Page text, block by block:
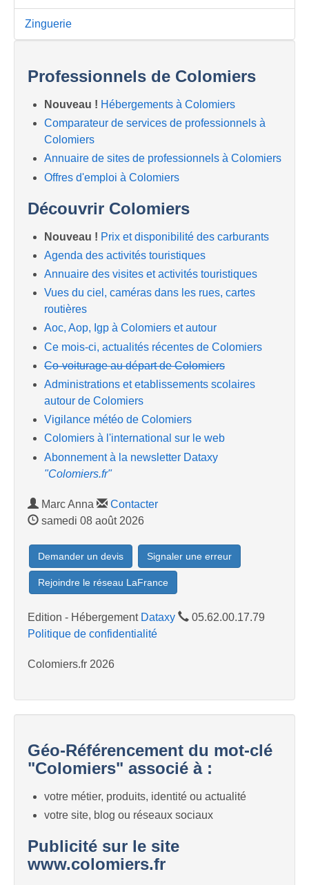
Zinguerie
Professionnels de Colomiers
Nouveau ! Hébergements à Colomiers
Comparateur de services de professionnels à
Colomiers
Annuaire de sites de professionnels à Colomiers
Offres d'emploi à Colomiers
Découvrir Colomiers
Nouveau ! Prix et disponibilité des carburants
Agenda des activités touristiques
Annuaire des visites et activités touristiques
Vues du ciel, caméras dans les rues, cartes
routières
Aoc, Aop, Igp à Colomiers et autour
Ce mois-ci, actualités récentes de Colomiers
Co-voiturage au départ de Colomiers
Administrations et etablissements scolaires
autour de Colomiers
Vigilance météo de Colomiers
Colomiers à l'international sur le web
Abonnement à la newsletter Dataxy
"Colomiers.fr"
Marc Anna
Contacter
samedi 08 août 2026
Demander un devis Signaler une erreur
Rejoindre le réseau LaFrance
Edition - Hébergement Dataxy
05.62.00.17.79
Politique de confidentialité
Colomiers.fr 2026
Géo-Référencement du mot-clé
"Colomiers" associé à :
votre métier, produits, identité ou actualité
votre site, blog ou réseaux sociaux
Publicité sur le site
www.colomiers.fr